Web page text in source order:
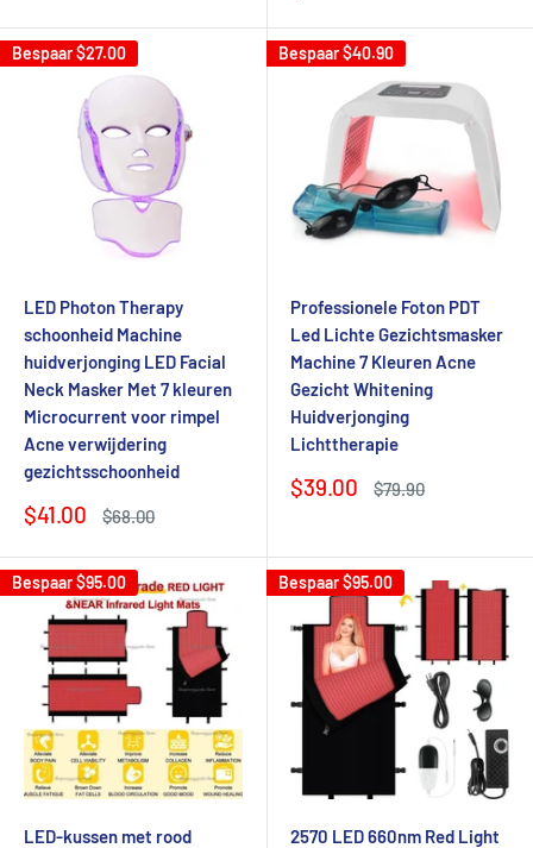
Bespaar$27.00
LED Photon Therapy
schoonheid Machine
huidverjonging LED Facial
Neck Masker Met 7 kleuren
Microcurrent voor rimpel
Acne verwijdering
gezichtsschoonheid
Verkoopprijs
$41.00
Normale
$68.00
Bespaar$40.90
Professionele Foton PDT
Led Lichte Gezichtsmasker
Machine 7 Kleuren Acne
Gezicht Whitening
Huidverjonging
Lichttherapie
Verkoopprijs
$39.00
Normale
$79.90
Bespaar$95.00
LED-kussen met rood
Bespaar$95.00
2570 LED 660nm Red Light